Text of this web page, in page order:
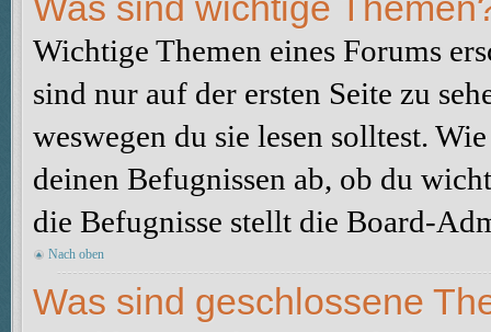
Wichtige Themen eines Forums
sind nur auf der ersten Seite zu
weswegen du sie lesen solltest.
deinen Befugnissen ab, ob du
die Befugnisse stellt die Board-
Nach oben
Was sind geschlossene